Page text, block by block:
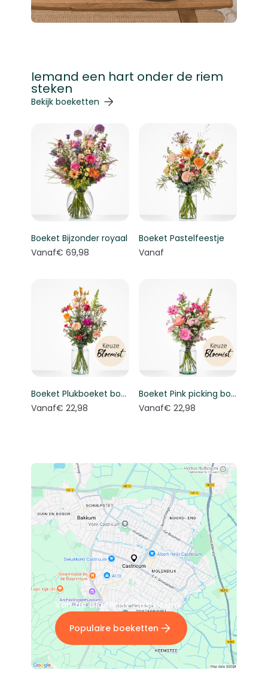
Iemand een hart onder de riem
steken
Navigeren door de elementen van de carrousel is
Druk om carrousel over te slaan
Bekijk boeketten
Boeket Bijzonder royaal
Vanaf€ 69,98
Boeket Pastelfeestje
Vanaf
Boeket Plukboeket bont - Keuze bloemist
Vanaf€ 22,98
Boeket Pink picking bouquet - Florist's choice
Vanaf€ 22,98
Van dé bloemist Castricum
Populaire boeketten